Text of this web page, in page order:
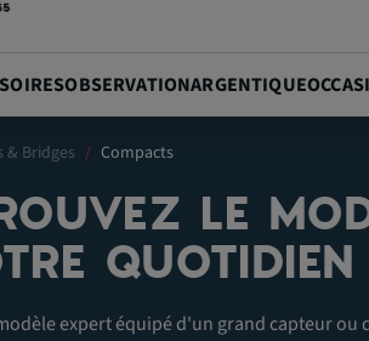
OBSERVATIONARGENTIQUE
Bridges Compacts
LE
QUOTIDIEN
expert équipé d'un grand capteur ou